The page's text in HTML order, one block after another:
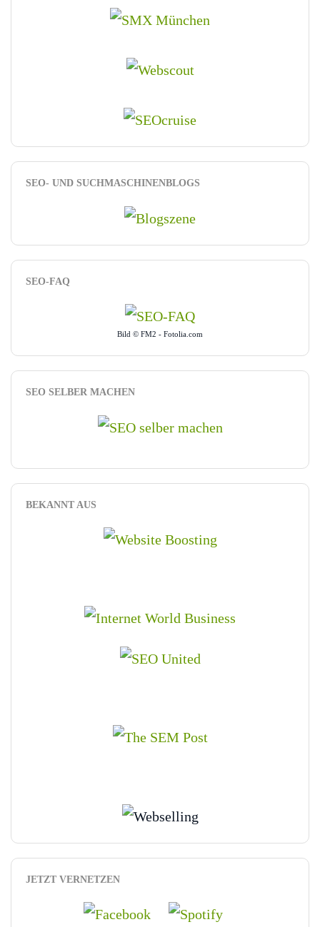
SEO- UND SUCHMASCHINENBLOGS
SEO-FAQ
Bild © FM2 - Fotolia.com
SEO SELBER MACHEN
BEKANNT AUS
JETZT VERNETZEN